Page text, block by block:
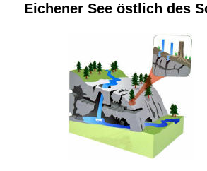
Eichener See östlich des